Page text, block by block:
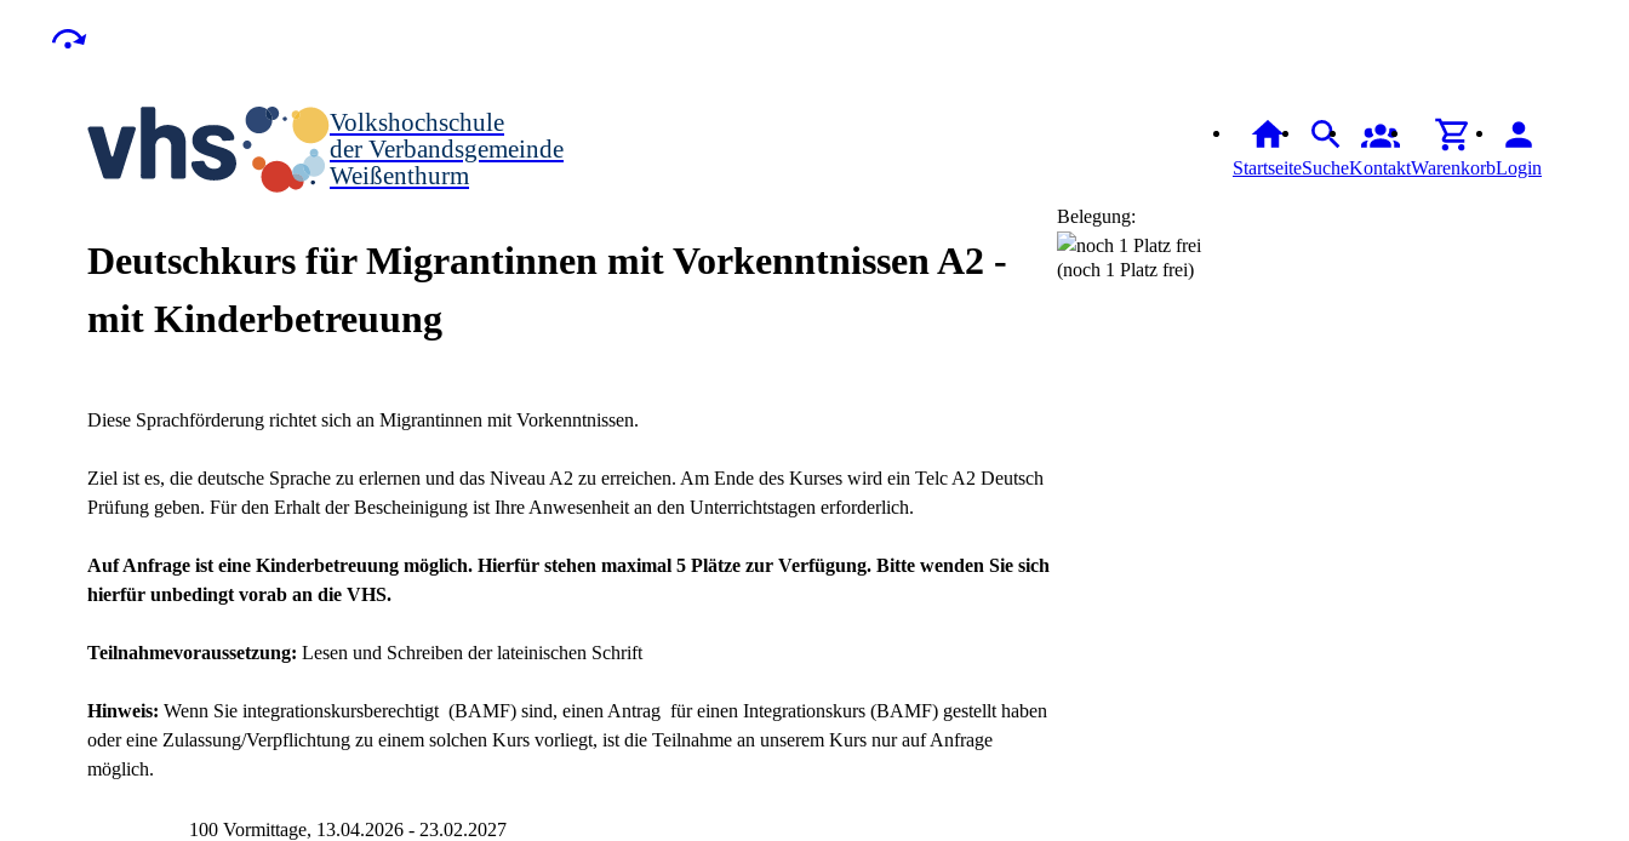
Volkshochschule
der Verbandsgemeinde
Weißenthurm
StartseiteSucheKontaktWarenkorbLogin
Deutschkurs für Migrantinnen mit Vorkenntnissen A2 -
mit Kinderbetreuung
Diese Sprachförderung richtet sich an Migrantinnen mit Vorkenntnissen.
Ziel ist es, die deutsche Sprache zu erlernen und das Niveau A2 zu erreichen. Am Ende des Kurses wird ein Telc A2 Deutsch
Prüfung geben. Für den Erhalt der Bescheinigung ist Ihre Anwesenheit an den Unterrichtstagen erforderlich.
Auf Anfrage ist eine Kinderbetreuung möglich. Hierfür stehen maximal 5 Plätze zur Verfügung. Bitte wenden Sie sich
hierfür unbedingt vorab an die VHS.
Teilnahmevoraussetzung: Lesen und Schreiben der lateinischen Schrift
Hinweis: Wenn Sie integrationskursberechtigt (BAMF) sind, einen Antrag für einen Integrationskurs (BAMF) gestellt haben
oder eine Zulassung/Verpflichtung zu einem solchen Kurs vorliegt, ist die Teilnahme an unserem Kurs nur auf Anfrage
möglich.
100 Vormittage, 13.04.2026 - 23.02.2027
Belegung:
(noch 1 Platz frei)